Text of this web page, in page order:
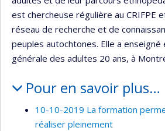
est chercheuse régulière au CRIFPE
réseau de recherche et de
peuples autochtones. Elle a enseigné
générale des adultes 20 ans, à
Pour en savoir plus…
10-10-2019 La formation
réaliser pleinement